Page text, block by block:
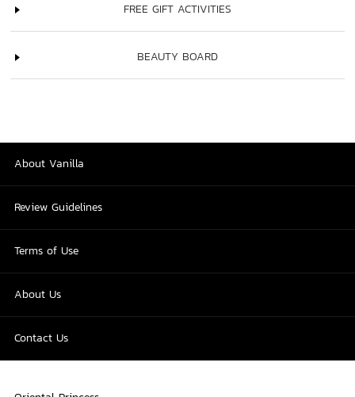
FREE GIFT ACTIVITIES
BEAUTY BOARD
About Vanilla
Review Guidelines
Terms of Use
About Us
Contact Us